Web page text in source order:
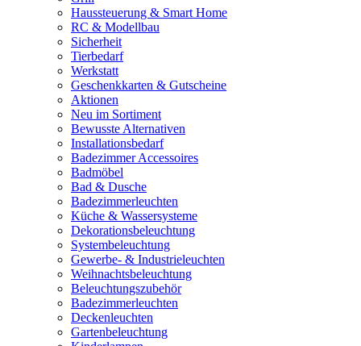
Haussteuerung & Smart Home
RC & Modellbau
Sicherheit
Tierbedarf
Werkstatt
Geschenkkarten & Gutscheine
Aktionen
Neu im Sortiment
Bewusste Alternativen
Installationsbedarf
Badezimmer Accessoires
Badmöbel
Bad & Dusche
Badezimmerleuchten
Küche & Wassersysteme
Dekorationsbeleuchtung
Systembeleuchtung
Gewerbe- & Industrieleuchten
Weihnachtsbeleuchtung
Beleuchtungszubehör
Badezimmerleuchten
Deckenleuchten
Gartenbeleuchtung